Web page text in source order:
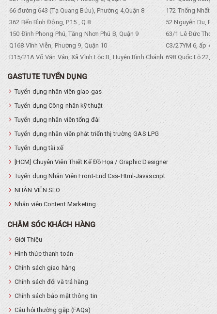
66 đường 643 (Tạ Quang Bửu), Phường 4,Quận 8
172 Thống Nhất.
362 Bến Bình Đông, P.15 , Q.8
52 Nguyễn Du,
150 Đình Phong Phú, Tăng Nhơn Phú B, Quận 9
63/1 Lê Đức Thọ,
Q168 Vĩnh Viễn, Phường 9, Quận 10
C3/27YM 6, ấp 4,
D15/21A Võ Văn Vân, Xã Vĩnh Lộc B, Huyện Bình Chánh 698 Quốc Lộ 22,
GASTUTE TUYỂN DỤNG
Tuyển dụng nhân viên giao gas
Tuyển dụng Công nhân kỹ thuật
Tuyển dụng nhân viên tổng đài
Tuyển dụng nhân viên phát triển thị trường GAS LPG
Tuyển dụng tài xế
[HCM] Chuyên Viên Thiết Kế Đồ Họa / Graphic Designer
Tuyển dụng Nhân Viên Front-End Css-Html-Javascript
NHÂN VIÊN SEO
Nhân viên Content Marketing
CHĂM SÓC KHÁCH HÀNG
Giới Thiệu
Hình thức thanh toán
Chính sách giao hàng
Chính sách đổi và trả hàng
Chính sách bảo mật thông tin
Câu hỏi thường gặp (FAQs)